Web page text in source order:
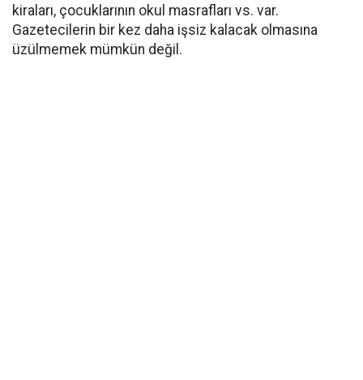
kiraları, çocuklarının okul masrafları vs. var.
Gazetecilerin bir kez daha işsiz kalacak olmasına
üzülmemek mümkün değil.